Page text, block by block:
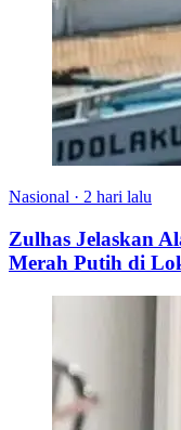
Nasional · 2 hari lalu
Zulhas Jelaskan
Merah Putih di